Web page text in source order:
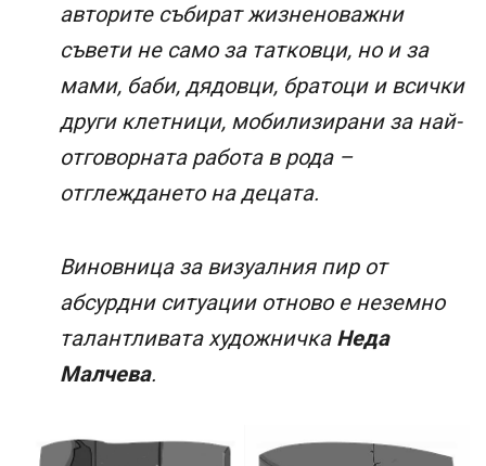
авторите събират жизненоважни
съвети не само за татковци, но и за
мами, баби, дядовци, братоци и всички
други клетници, мобилизирани за най-
отговорната работа в рода –
отглеждането на децата.
Виновница за визуалния пир от
абсурдни ситуации отново е неземно
талантливата художничка Неда
Малчева.